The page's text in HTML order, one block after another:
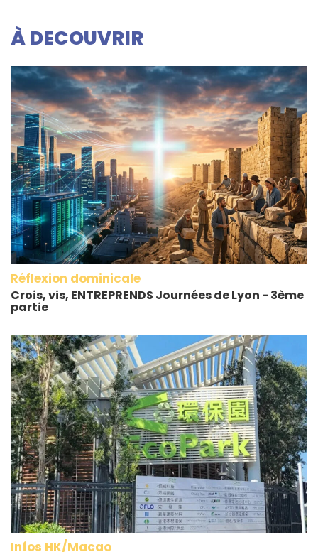
À DECOUVRIR
Réflexion dominicale
Crois, vis, ENTREPRENDS Journées de Lyon - 3ème
partie
Infos HK/Macao